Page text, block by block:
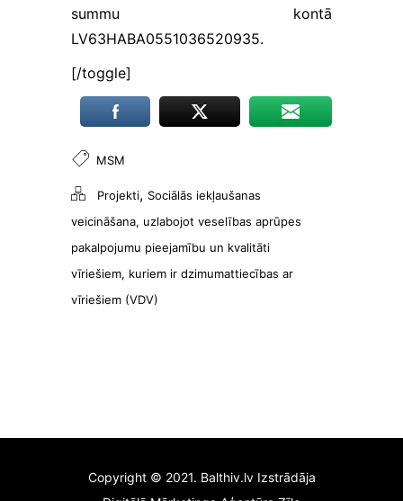
summu kontā
LV63HABA0551036520935.
[/toggle]
MSM
Projekti, Sociālās iekļaušanas
veicināšana, uzlabojot veselības aprūpes
pakalpojumu pieejamību un kvalitāti
vīriešiem, kuriem ir dzimumattiecības ar
vīriešiem (VDV)
Copyright © 2021. Balthiv.lv Izstrādāja
uzlabot tās
ikvienam
lietotājam.
Izmantojamie
saglabājot
anonimitāti.
atsakāties no
funkcijas var